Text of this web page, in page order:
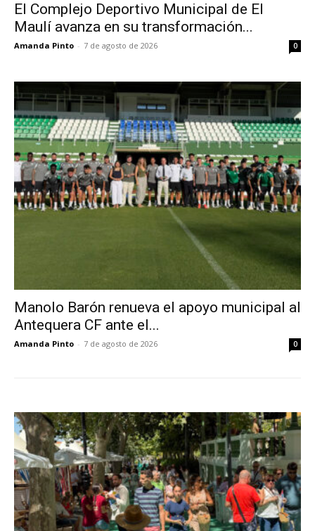
El Complejo Deportivo Municipal de El
Maulí avanza en su transformación...
Amanda Pinto - 7 de agosto de 2026 0
Manolo Barón renueva el apoyo municipal al
Antequera CF ante el...
Amanda Pinto - 7 de agosto de 2026 0